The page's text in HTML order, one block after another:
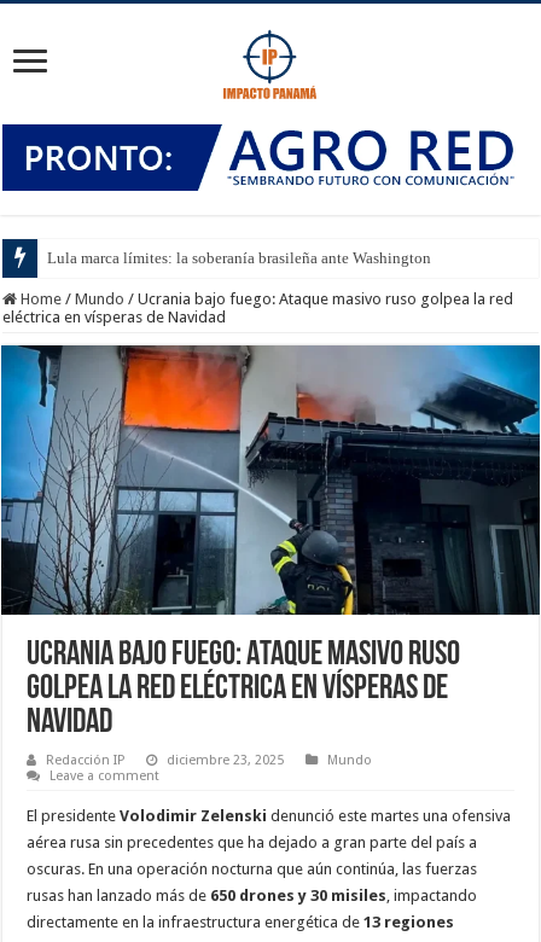
Lula marca límites: la soberanía brasileña ante Washington
Home / Mundo / Ucrania bajo fuego: Ataque masivo ruso golpea la red
eléctrica en vísperas de Navidad
Ucrania bajo fuego: Ataque masivo ruso
golpea la red eléctrica en vísperas de
Navidad
Redacción IP diciembre 23, 2025
Mundo
Leave a comment
El presidenteVolodimir Zelenski denunció este martes una ofensiva
aérea rusa sin precedentes que ha dejado a gran parte del país a
oscuras. En una operación nocturna que aún continúa, las fuerzas
rusas han lanzado más de 650 drones y 30 misiles , impactando
directamente en la infraestructura energética de13 regiones